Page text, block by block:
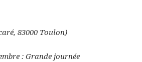
83000 Toulon)
:Grande journée